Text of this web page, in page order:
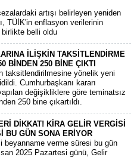
artışı belirleyen yeniden
TÜİK'in enflasyon verilerinin
birlikte belli oldu
İLİŞKİN TAKSİTLENDİRME
BİNDEN 250 BİNE ÇIKTI
taksitlendirilmesine yönelik yeni
Cumhurbaşkanı kararı
değişikliklere göre teminatsız
250 bine çıkartıldı.
DİKKAT! KİRA GELİR VERGİSİ
BU GÜN SONA ERİYOR
beyanname verme süresi bu gün
2025 Pazartesi günü, Gelir